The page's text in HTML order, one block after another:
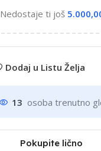
Nedostaje ti još
Dodaj u Listu Želja
13 osoba trenutno
Pokupite lično